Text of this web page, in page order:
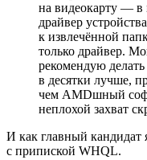
на видеокарту — в
драйвер
к извлечённой
только драйвер.
рекомендую
в десятки лучше,
чем AMDшный
неплохой захват
И как главный кандидат
с припиской WHQL.